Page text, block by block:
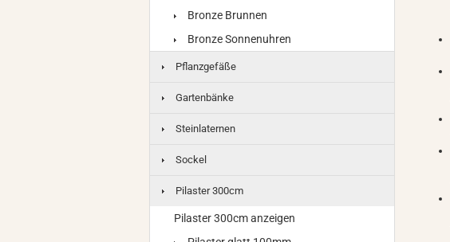
Bronze Brunnen
Bronze Sonnenuhren
Pflanzgefäße
Gartenbänke
Steinlaternen
Sockel
Pilaster 300cm
Pilaster 300cm anzeigen